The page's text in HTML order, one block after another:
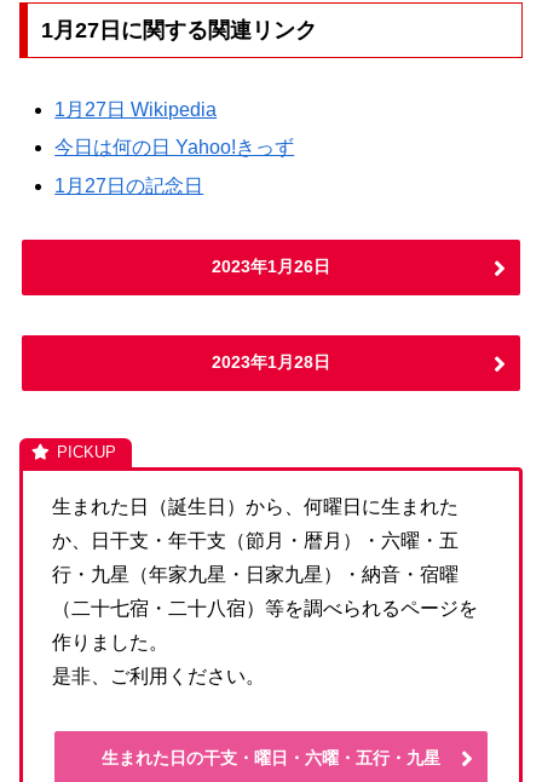
1月27日に関する関連リンク
1月27日 Wikipedia
今日は何の日 Yahoo!きっず
1月27日の記念日
2023年1月26日
2023年1月28日
生まれた日（誕生日）から、何曜日に生まれた
か、日干支・年干支（節月・暦月）・六曜・五
行・九星（年家九星・日家九星）・納音・宿曜
（二十七宿・二十八宿）等を調べられるページを
作りました。
是非、ご利用ください。
生まれた日の干支・曜日・六曜・五行・九星